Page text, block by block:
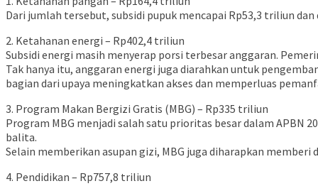
Dari jumlah tersebut, subsidi pupuk mencapai Rp53,3 triliun
2. Ketahanan energi – Rp402,4 triliun
Subsidi energi masih menyerap porsi terbesar anggaran.
Tak hanya itu, anggaran energi juga diarahkan untuk
bagian dari upaya meningkatkan akses dan memperluas
3. Program Makan Bergizi Gratis (MBG) – Rp335 triliun
Program MBG menjadi salah satu prioritas besar dalam APBN
balita.
Selain memberikan asupan gizi, MBG juga diharapkan memberi
4. Pendidikan – Rp757,8 triliun